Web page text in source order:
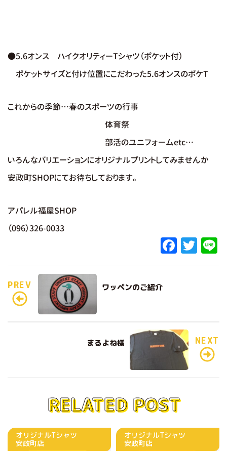
●5.6オンス ハイクオリティーTシャツ（ポケット付）
ポケットサイズと付け位置にこだわった5.6オンスのポケT
これからの季節…春のスポーツの行事
体育祭
部活のユニフォームetc…
いろんなバリエーションにオリジナルプリントしてみませんか
安政町SHOPにてお待ちしております。
アパレル福屋SHOP
（096）326-0033
F
a
o
o
k
T
w n
PREV ワッペンのご紹介
まるよね様 NEXT
RELATED POST
オリジナルTシャツ
安政町店
オリジナルTシャツ
安政町店